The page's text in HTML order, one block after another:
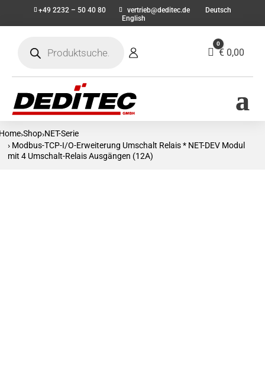
+49 2232 – 50 40 80 vertrieb@deditec.de
Deutsch
English
search
Warenkorb
0
€ 0,00
›Shop›NET-Serie
› Modbus-TCP-I/O-Erweiterung Umschalt Relais * NET-DEV Modul
mit 4 Umschalt-Relais Ausgängen (12A)